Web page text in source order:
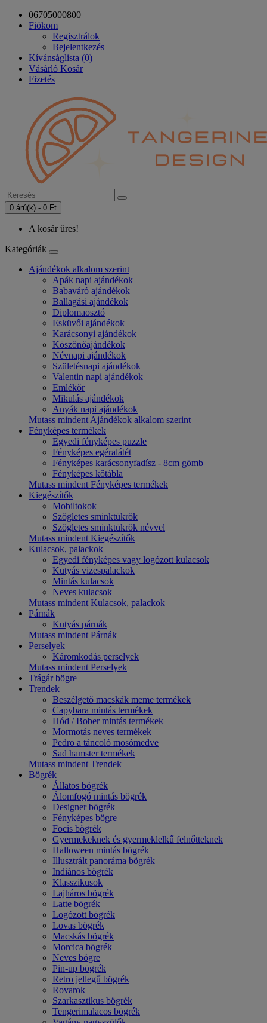
06705000800
Fiókom
Regisztrálok
Bejelentkezés
Kívánságlista (0)
Vásárló Kosár
Fizetés
0 árú(k) - 0 Ft
A kosár üres!
Kategóriák
Ajándékok alkalom szerint
Apák napi ajándékok
Babaváró ajándékok
Ballagási ajándékok
Diplomaosztó
Esküvői ajándékok
Karácsonyi ajándékok
Köszönőajándékok
Névnapi ajándékok
Születésnapi ajándékok
Valentin napi ajándékok
Emlékőr
Mikulás ajándékok
Anyák napi ajándékok
Mutass mindent Ajándékok alkalom szerint
Fényképes termékek
Egyedi fényképes puzzle
Fényképes egéralátét
Fényképes karácsonyfadísz - 8cm gömb
Fényképes kőtábla
Mutass mindent Fényképes termékek
Kiegészítők
Mobiltokok
Szögletes sminktükrök
Szögletes sminktükrök névvel
Mutass mindent Kiegészítők
Kulacsok, palackok
Egyedi fényképes vagy logózott kulacsok
Kutyás vizespalackok
Mintás kulacsok
Neves kulacsok
Mutass mindent Kulacsok, palackok
Párnák
Kutyás párnák
Mutass mindent Párnák
Perselyek
Káromkodás perselyek
Mutass mindent Perselyek
Trágár bögre
Trendek
Beszélgető macskák meme termékek
Capybara mintás termékek
Hód / Bober mintás termékek
Mormotás neves termékek
Pedro a táncoló mosómedve
Sad hamster termékek
Mutass mindent Trendek
Bögrék
Állatos bögrék
Álomfogó mintás bögrék
Designer bögrék
Fényképes bögre
Focis bögrék
Gyermekeknek és gyermeklelkű felnőtteknek
Halloween mintás bögrék
Illusztrált panoráma bögrék
Indiános bögrék
Klasszikusok
Lajháros bögrék
Latte bögrék
Logózott bögrék
Lovas bögrék
Macskás bögrék
Morcica bögrék
Neves bögre
Pin-up bögrék
Retro jellegű bögrék
Rovarok
Szarkasztikus bögrék
Tengerimalacos bögrék